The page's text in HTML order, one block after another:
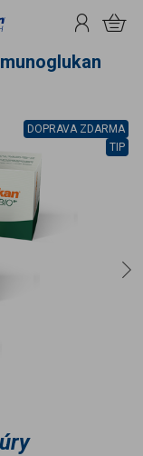
Prihlásenie
Košík
DOPRAVA ZDARMA
TIP